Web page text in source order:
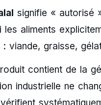
signifie « autorisé
les aliments
viande, graisse,
contient de la
industrielle ne